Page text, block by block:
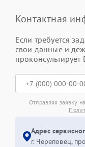
Контактная
Если требуется
свои данные и
проконсультирует
Отправляя заявку
Адрес
г. Череповец,